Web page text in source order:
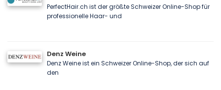
PerfectHair.ch ist der größte Schweizer Online-Shop für
professionelle Haar- und
Denz Weine
Denz Weine ist ein Schweizer Online-Shop, der sich auf
den